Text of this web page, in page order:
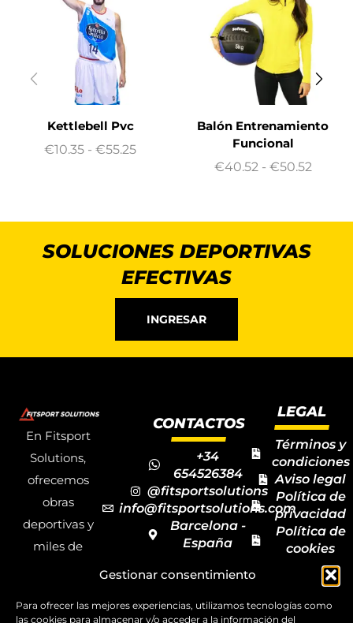
Gestionar consentimiento
Para ofrecer las mejores experiencias, utilizamos tecnologías como
las cookies para almacenar y/o acceder a la información del
Kettlebell Pvc
€10.35 - €55.25
Balón Entrenamiento
Funcional
€40.52 - €50.52
SOLUCIONES DEPORTIVAS
EFECTIVAS
INGRESAR
En Fitsport
Solutions,
ofrecemos
obras
deportivas y
miles de
deportivos
CONTACTOS
+34
654526384
@fitsportsolutions
info@fitsportsolutions.com
Barcelona -
España
de contacto
LEGAL
Términos y
condiciones
Aviso legal
Política de
privacidad
Política de
cookies
Mapa del
sitio